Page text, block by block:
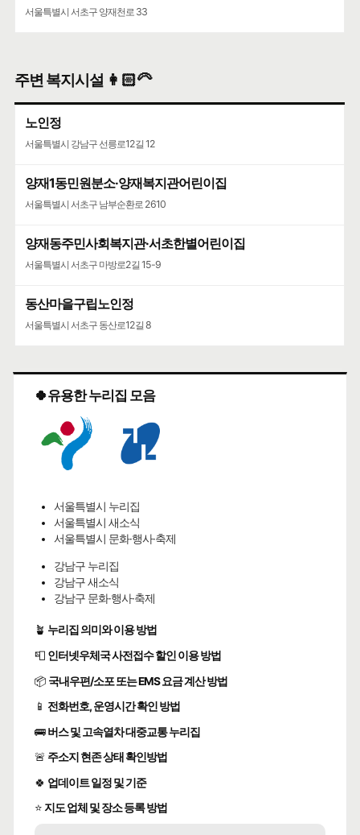
서울특별시 서초구 양재천로 33
주변 복지시설 👩🏻‍🦳
노인정
서울특별시 강남구 선릉로12길 12
양재1동민원분소·양재복지관어린이집
서울특별시 서초구 남부순환로 2610
양재동주민사회복지관·서초한별어린이집
서울특별시 서초구 마방로2길 15-9
동산마을구립노인정
서울특별시 서초구 동산로12길 8
🍀유용한 누리집 모음
서울특별시 누리집
서울특별시 새소식
서울특별시 문화·행사·축제
강남구 누리집
강남구 새소식
강남구 문화·행사·축제
🪴 누리집 의미와 이용 방법
📮 인터넷우체국 사전접수 할인 이용 방법
📦 국내우편/소포 또는 EMS 요금 계산 방법
📱 전화번호, 운영시간 확인 방법
🚌버스 및 고속열차 대중교통 누리집
🚨 주소지 현존 상태 확인방법
🍀 업데이트 일정 및 기준
⭐ 지도 업체 및 장소 등록 방법